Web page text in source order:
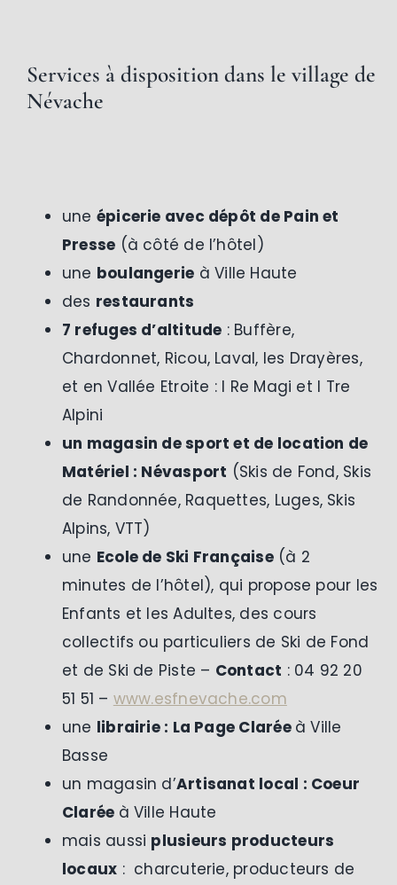
Services à dispositiondans le village de
Névache
une épicerie avec dépôt de Pain et
Presse (à côté de l’hôtel)
une boulangerie à Ville Haute
des restaurants
7 refuges d’altitude : Buffère,
Chardonnet, Ricou, Laval, les Drayères,
et en Vallée Etroite : I Re Magi et I Tre
Alpini
un magasin de sport et de location de
Matériel : Névasport (Skis de Fond, Skis
de Randonnée, Raquettes, Luges, Skis
Alpins, VTT)
une Ecole de Ski Française(à 2
minutes de l’hôtel), qui propose pour les
Enfants et les Adultes, des cours
collectifs ou particuliers de Ski de Fond
et de Ski de Piste – Contact : 04 92 20
51 51 – www.esfnevache.com
une librairie : La Page Clarée à Ville
Basse
un magasin d’Artisanat local : Coeur
Clarée à Ville Haute
mais aussi plusieurs producteurs
locaux : charcuterie, producteurs de